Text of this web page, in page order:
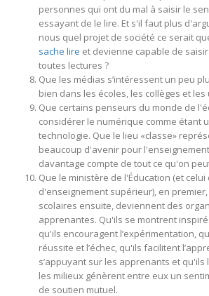
personnes qui ont du mal à saisir le
essayant de le lire. Et s'il faut plus
nous quel projet de société ce serait
sache lire et devienne capable de
toutes lectures ?
Que les médias s’intéressent un peu
bien dans les écoles, les collèges et
Que certains penseurs du monde de
considérer le numérique comme étant
technologie. Que le lieu «classe»
beaucoup d'avenir pour
davantage compte de tout ce qu'on
Que le ministère de l'Éducation (et celui
d'enseignement supérieur), en
scolaires ensuite, deviennent des
apprenantes. Qu'ils se montrent
qu'ils encouragent l’expérimentation,
réussite et l’échec, qu'ils facilitent
s’appuyant sur les apprenants et qu'ils
les milieux génèrent entre eux un
de soutien mutuel.